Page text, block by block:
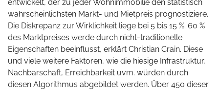
entwickelt, der zu jeder Wohnimmobilie den statistisch
wahrscheinlichsten Markt- und Mietpreis prognostiziere.
Die Diskrepanz zur Wirklichkeit liege bei 5 bis 15 %. 60 %
des Marktpreises werde durch nicht-traditionelle
Eigenschaften beeinflusst, erklärt Christian Crain. Diese
und viele weitere Faktoren, wie die hiesige Infrastruktur,
Nachbarschaft, Erreichbarkeit uvm. würden durch
diesen Algorithmus abgebildet werden. Über 450 dieser